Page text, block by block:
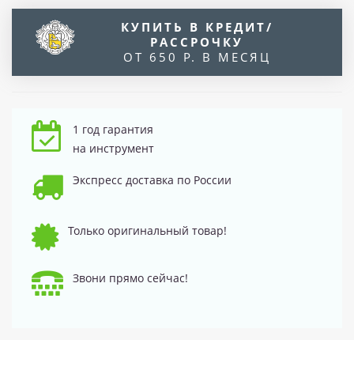
КУПИТЬ В КРЕДИТ/
РАССРОЧКУ
ОТ 650 Р. В МЕСЯЦ
1 год гарантия
на инструмент
Экспресс доставка по России
Только оригинальный товар!
Звони прямо сейчас!